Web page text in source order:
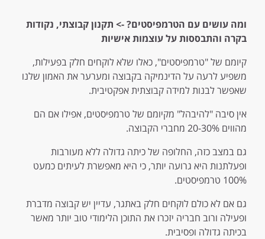
ומה עושים עם הטרמפיסטים? -> תקנון קבוצתי, נקודות
בקרה והתבססות על עוצמות אישיות
קיומם של "טרמפיסטים", כאלו שלא לוקחים חלק בפעילות,
משפיע לרעה על הדינמיקה בקבוצה ומערער את האמון שלנו
שאפשר לבנות למידה קבוצתית אפקטיבית.
אין סיבה "להיבהל" מקיומם של טרמפיסטים, אפילו אם הם
מהווים 20-30% מחברי הקבוצה.
גם במצב כזה, החלופה של כיתה גדולה ללא מעורבות
ופעלתנות היא גרועה יותר, כי היא מאפשרת לעיתים כמעט
100% טרמפיסטים.
גם אם לא כולם לוקחים חלק באתגר, עדיין יש קבוצה מדברת
ופעילה ורוב חבריה יזכרו את התוכן הלימודי טוב יותר מאשר
בכיתה גדולה ופסיבית.